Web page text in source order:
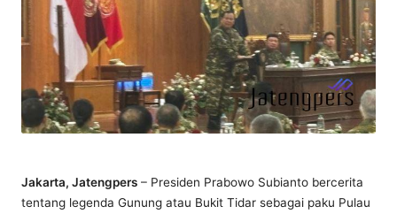
Jakarta, Jatengpers – Presiden Prabowo Subianto bercerita
tentang legenda Gunung atau Bukit Tidar sebagai paku Pulau